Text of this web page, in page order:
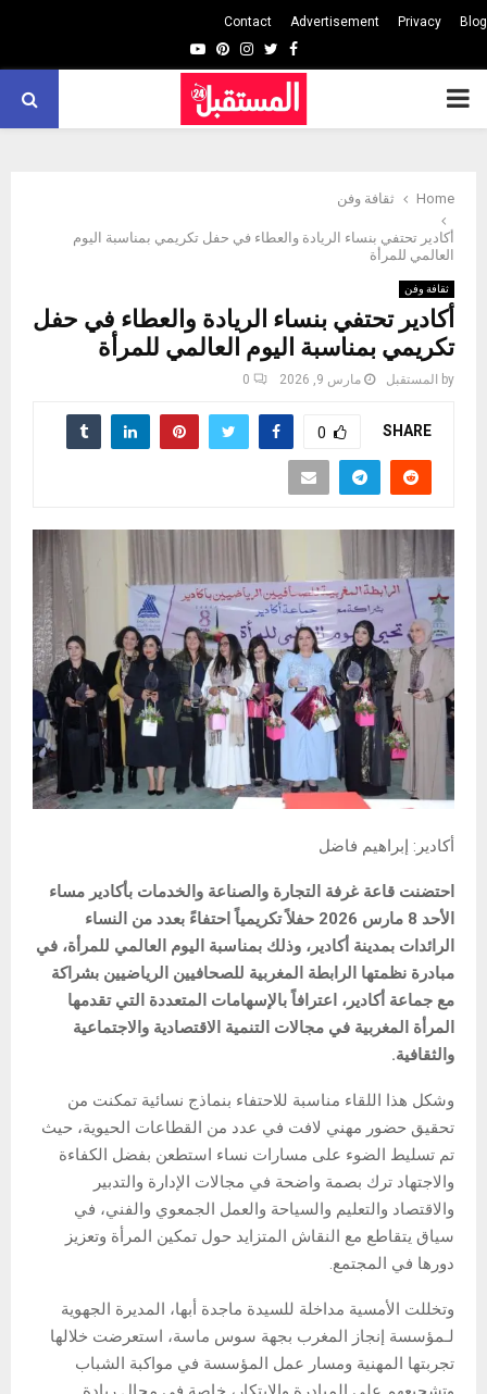
Blog
Privacy
Advertisement
Contact
Facebook
Twitter
Instagram
Pinterest
Youtube
PRIMARY
Home ثقافة وفن
أكادير تحتفي بنساء الريادة والعطاء في حفل تكريمي بمناسبة اليوم
العالمي للمرأة
ثقافة وفن
أكادير تحتفي بنساء الريادة والعطاء في حفل
تكريمي بمناسبة اليوم العالمي للمرأة
by المستقبل مارس 9, 2026 0
SHARE
0
أكادير: إبراهيم فاضل
احتضنت قاعة غرفة التجارة والصناعة والخدمات بأكادير مساء
الأحد 8 مارس 2026 حفلاً تكريمياً احتفاءً بعدد من النساء
الرائدات بمدينة أكادير، وذلك بمناسبة اليوم العالمي للمرأة، في
مبادرة نظمتها الرابطة المغربية للصحافيين الرياضيين بشراكة
مع جماعة أكادير، اعترافاً بالإسهامات المتعددة التي تقدمها
المرأة المغربية في مجالات التنمية الاقتصادية والاجتماعية
والثقافية.
وشكل هذا اللقاء مناسبة للاحتفاء بنماذج نسائية تمكنت من
تحقيق حضور مهني لافت في عدد من القطاعات الحيوية، حيث
تم تسليط الضوء على مسارات نساء استطعن بفضل الكفاءة
والاجتهاد ترك بصمة واضحة في مجالات الإدارة والتدبير
والاقتصاد والتعليم والسياحة والعمل الجمعوي والفني، في
سياق يتقاطع مع النقاش المتزايد حول تمكين المرأة وتعزيز
دورها في المجتمع.
وتخللت الأمسية مداخلة للسيدة ماجدة أبها، المديرة الجهوية
لـمؤسسة إنجاز المغرب بجهة سوس ماسة، استعرضت خلالها
تجربتها المهنية ومسار عمل المؤسسة في مواكبة الشباب